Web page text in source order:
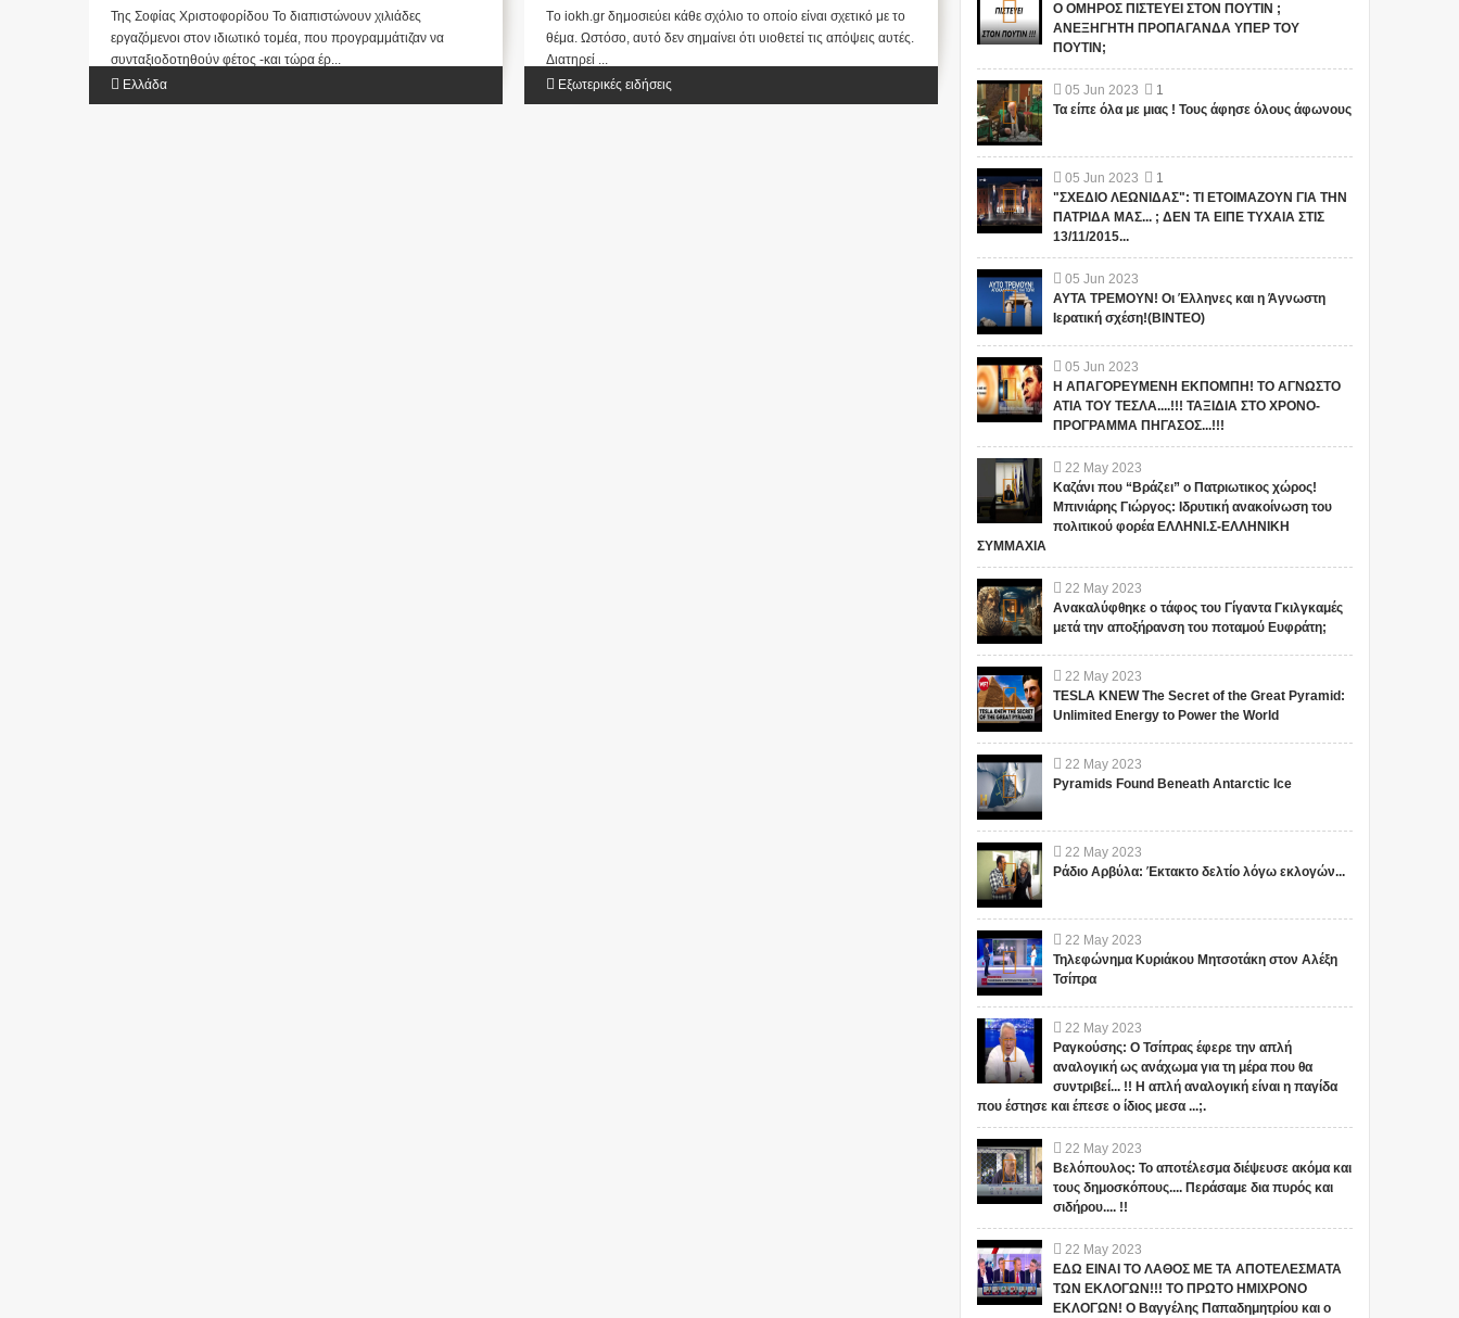
Της Σοφίας Χριστοφορίδου Το διαπιστώνουν χιλιάδες
εργαζόμενοι στον ιδιωτικό τομέα, που προγραμμάτιζαν να
συνταξιοδοτηθούν φέτος -και τώρα έρ...
Ελλάδα
Tο iokh.gr δημοσιεύει κάθε σχόλιο το οποίο είναι σχετικό με το
θέμα. Ωστόσο, αυτό δεν σημαίνει ότι υιοθετεί τις απόψεις αυτές.
Διατηρεί ...
Εξωτερικές ειδήσεις
Ο ΟΜΗΡΟΣ ΠΙΣΤΕΥΕΙ ΣΤΟΝ ΠΟΥΤΙΝ ;
ΑΝΕΞΗΓΗΤΗ ΠΡΟΠΑΓΑΝΔΑ ΥΠΕΡ ΤΟΥ
ΠΟΥΤΙΝ;
05 Jun 2023
1
Τα είπε όλα με μιας ! Τους άφησε όλους άφωνους
05 Jun 2023
1
"ΣΧΕΔΙΟ ΛΕΩΝΙΔΑΣ": ΤΙ ΕΤΟΙΜΑΖΟΥΝ ΓΙΑ ΤΗΝ
ΠΑΤΡΙΔΑ ΜΑΣ... ; ΔΕΝ ΤΑ ΕΙΠΕ ΤΥΧΑΙΑ ΣΤΙΣ
13/11/2015...
05 Jun 2023
ΑΥΤΑ ΤΡΕΜΟΥΝ! Οι Έλληνες και η Άγνωστη
Ιερατική σχέση!(ΒΙΝΤΕΟ)
05 Jun 2023
Η ΑΠΑΓΟΡΕΥΜΕΝΗ ΕΚΠΟΜΠΗ! ΤΟ ΑΓΝΩΣΤΟ
ΑΤΙΑ ΤΟΥ ΤΕΣΛΑ....!!! ΤΑΞΙΔΙΑ ΣΤΟ ΧΡΟΝΟ-
ΠΡΟΓΡΑΜΜΑ ΠΗΓΑΣΟΣ...!!!
22 May 2023
Καζάνι που “Βράζει” ο Πατριωτικος χώρος!
Μπινιάρης Γιώργος: Ιδρυτική ανακοίνωση του
πολιτικού φορέα ΕΛΛΗΝΙ.Σ-ΕΛΛΗΝΙΚΗ
ΣΥΜΜΑΧΙΑ
22 May 2023
Ανακαλύφθηκε ο τάφος του Γίγαντα Γκιλγκαμές
μετά την αποξήρανση του ποταμού Ευφράτη;
22 May 2023
TESLA KNEW The Secret of the Great Pyramid:
Unlimited Energy to Power the World
22 May 2023
Pyramids Found Beneath Antarctic Ice
22 May 2023
Ράδιο Αρβύλα: Έκτακτο δελτίο λόγω εκλογών...
22 May 2023
Τηλεφώνημα Κυριάκου Μητσοτάκη στον Αλέξη
Τσίπρα
22 May 2023
Ραγκούσης: Ο Τσίπρας έφερε την απλή
αναλογική ως ανάχωμα για τη μέρα που θα
συντριβεί... !! Η απλή αναλογική είναι η παγίδα
που έστησε και έπεσε ο ίδιος μεσα ...;.
22 May 2023
Βελόπουλος: Το αποτέλεσμα διέψευσε ακόμα και
τους δημοσκόπους.... Περάσαμε δια πυρός και
σιδήρου.... !!
22 May 2023
ΕΔΩ ΕΙΝΑΙ ΤΟ ΛΑΘΟΣ ΜΕ ΤΑ ΑΠΟΤΕΛΕΣΜΑΤΑ
ΤΩΝ ΕΚΛΟΓΩΝ!!! ΤΟ ΠΡΩΤΟ ΗΜΙΧΡΟΝΟ
ΕΚΛΟΓΩΝ! Ο Βαγγέλης Παπαδημητρίου και ο